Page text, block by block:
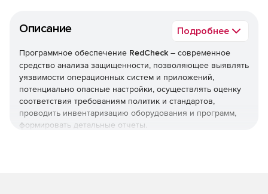
Описание Подробнее
Программное обеспечение RedCheck – современное
средство анализа защищенности, позволяющее выявлять
уязвимости операционных систем и приложений,
потенциально опасные настройки, осуществлять оценку
соответствия требованиям политик и стандартов,
проводить инвентаризацию оборудования и программ,
формировать детальные отчеты.